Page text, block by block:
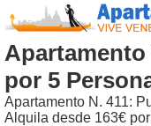
Apartamento
por 5
Apartamento N. 411:
Alquila desde 163€